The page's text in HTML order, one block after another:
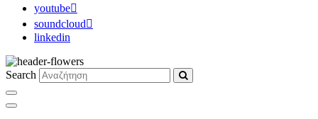
youtube
soundcloud
linkedin
Search